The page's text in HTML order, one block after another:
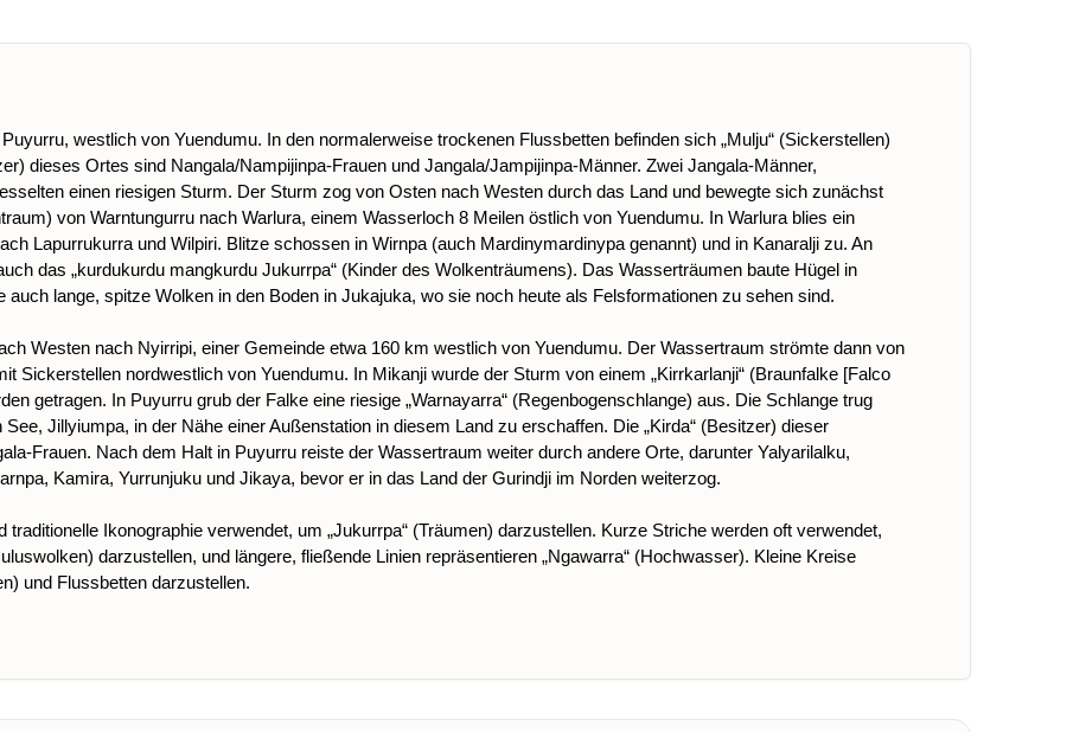
westlich von Yuendumu. In den normalerweise trockenen Flussbetten befinden sich „Mulju“ (Sickerstellen)
dieses Ortes sind Nangala/Nampijinpa-Frauen und Jangala/Jampijinpa-Männer. Zwei Jangala-Männer,
einen riesigen Sturm. Der Sturm zog von Osten nach Westen durch das Land und bewegte sich zunächst
von Warntungurru nach Warlura, einem Wasserloch 8 Meilen östlich von Yuendumu. In Warlura blies ein
Lapurrukurra und Wilpiri. Blitze schossen in Wirnpa (auch Mardinymardinypa genannt) und in Kanaralji zu. An
das „kurdukurdu mangkurdu Jukurrpa“ (Kinder des Wolkenträumens). Das Wasserträumen baute Hügel in
lange, spitze Wolken in den Boden in Jukajuka, wo sie noch heute als Felsformationen zu sehen sind.
Westen nach Nyirripi, einer Gemeinde etwa 160 km westlich von Yuendumu. Der Wassertraum strömte dann von
Sickerstellen nordwestlich von Yuendumu. In Mikanji wurde der Sturm von einem „Kirrkarlanji“ (Braunfalke [Falco
getragen. In Puyurru grub der Falke eine riesige „Warnayarra“ (Regenbogenschlange) aus. Die Schlange trug
Jillyiumpa, in der Nähe einer Außenstation in diesem Land zu erschaffen. Die „Kirda“ (Besitzer) dieser
Frauen. Nach dem Halt in Puyurru reiste der Wassertraum weiter durch andere Orte, darunter Yalyarilalku,
Kamira, Yurrunjuku und Jikaya, bevor er in das Land der Gurindji im Norden weiterzog.
Ikonographie verwendet, um „Jukurrpa“ (Träumen) darzustellen. Kurze Striche werden oft verwendet,
darzustellen, und längere, fließende Linien repräsentieren „Ngawarra“ (Hochwasser). Kleine Kreise
und Flussbetten darzustellen.